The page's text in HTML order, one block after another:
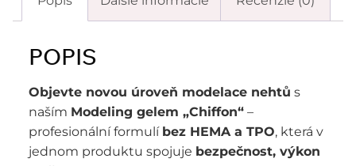
POPIS
Objevte novou úroveň modelace nehtů s
naším Modeling gelem „Chiffon“ –
profesionální formulí bez HEMA a TPO, která v
jednom produktu spojuje bezpečnost, výkon